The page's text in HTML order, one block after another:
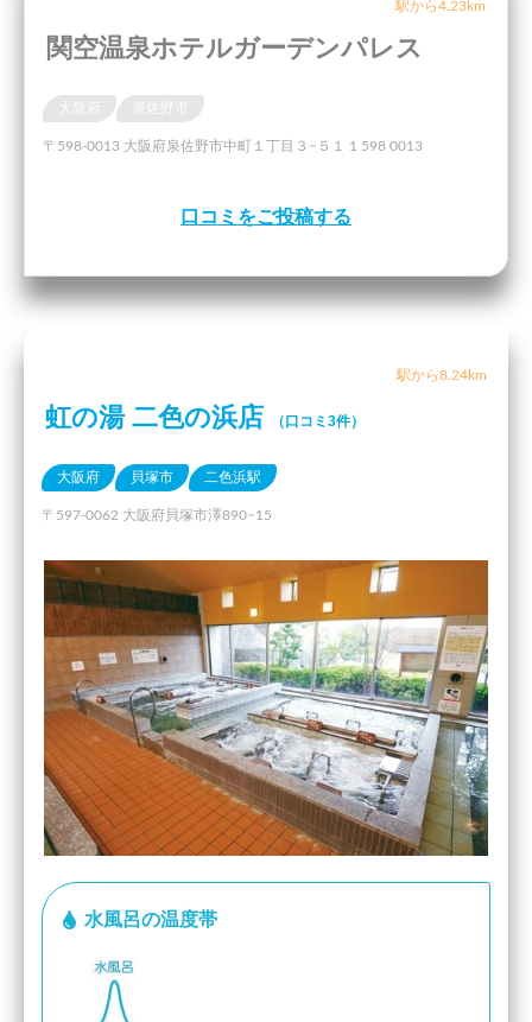
駅から4.23km
関空温泉ホテルガーデンパレス
〒598-0013 大阪府泉佐野市中町１丁目３−５１ 1 598 0013
口コミをご投稿する
駅から8.24km
虹の湯 二色の浜店 （口コミ3件）
大阪府 貝塚市 二色浜駅
〒597-0062 大阪府貝塚市澤890−15
水風呂の温度帯